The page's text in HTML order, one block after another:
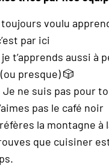
voulu
par ici
t’apprends aussi à
presque) 🎲
Je ne suis pas pour
pas le café noir
la montagne à
que cuisiner